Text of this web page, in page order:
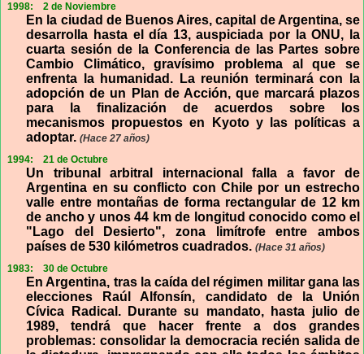
1998:
2 de Noviembre
En la ciudad de Buenos Aires, capital de Argentina, se
desarrolla hasta el día 13, auspiciada por la ONU, la
cuarta sesión de la Conferencia de las Partes sobre
Cambio Climático, gravísimo problema al que se
enfrenta la humanidad. La reunión terminará con la
adopción de un Plan de Acción, que marcará plazos
para la finalización de acuerdos sobre los
mecanismos propuestos en Kyoto y las políticas a
adoptar.(Hace 27 años)
1994:
21 de Octubre
Un tribunal arbitral internacional falla a favor de
Argentina en su conflicto con Chile por un estrecho
valle entre montañas de forma rectangular de 12 km
de ancho y unos 44 km de longitud conocido como el
"Lago del Desierto", zona limítrofe entre ambos
países de 530 kilómetros cuadrados.(Hace 31 años)
1983:
30 de Octubre
En Argentina, tras la caída del régimen militar gana las
elecciones Raúl Alfonsín, candidato de la Unión
Cívica Radical. Durante su mandato, hasta julio de
1989, tendrá que hacer frente a dos grandes
problemas: consolidar la democracia recién salida de